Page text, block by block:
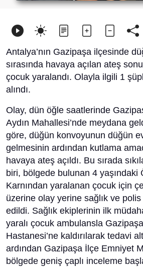
Antalya’nın Gazipaşa ilçesinde
sırasında havaya açılan ateş
çocuk yaralandı. Olayla ilgili 1
alındı.
Olay, dün öğle saatlerinde
Aydın Mahallesi’nde meydana
göre, düğün konvoyunun düğün
gelmesinin ardından kutlama
havaya ateş açıldı. Bu sırada
biri, bölgede bulunan 4 yaşındaki
Karnından yaralanan çocuk için
üzerine olay yerine sağlık ve
edildi. Sağlık ekiplerinin ilk
yaralı çocuk ambulansla
Hastanesi’ne kaldırılarak tedavi
ardından Gazipaşa İlçe Emniyet
bölgede geniş çaplı inceleme